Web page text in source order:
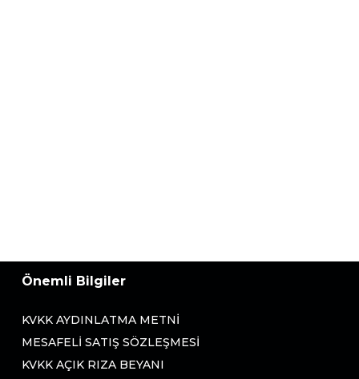
Önemli Bilgiler
KVKK AYDINLATMA METNI
MESAFELI SATIŞ SÖZLEŞMESI
KVKK AÇIK RIZA BEYANI